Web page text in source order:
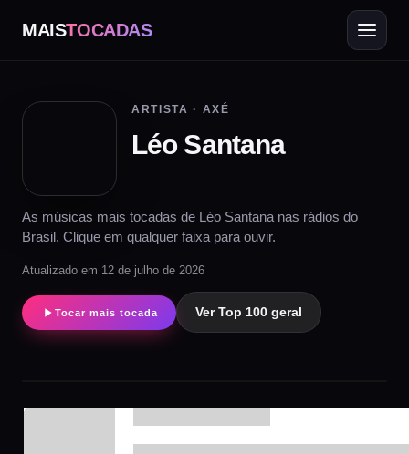
MAISTOCADAS
ARTISTA · AXÉ
Léo Santana
As músicas mais tocadas de Léo Santana nas rádios do
Brasil. Clique em qualquer faixa para ouvir.
Atualizado em 12 de julho de 2026
Tocar mais tocada Ver Top 100 geral